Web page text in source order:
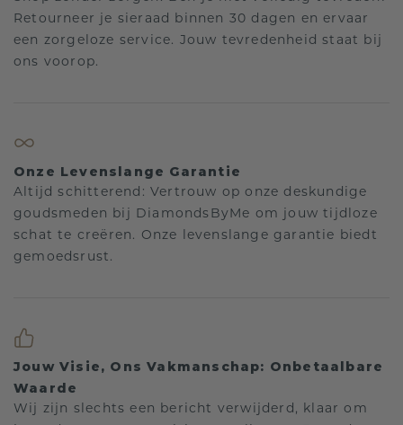
Retourneer je sieraad binnen 30 dagen en ervaar
een zorgeloze service. Jouw tevredenheid staat bij
ons voorop.
Onze Levenslange Garantie
Altijd schitterend: Vertrouw op onze deskundige
goudsmeden bij DiamondsByMe om jouw tijdloze
schat te creëren. Onze levenslange garantie biedt
gemoedsrust.
Jouw Visie, Ons Vakmanschap: Onbetaalbare
Waarde
Wij zijn slechts een bericht verwijderd, klaar om